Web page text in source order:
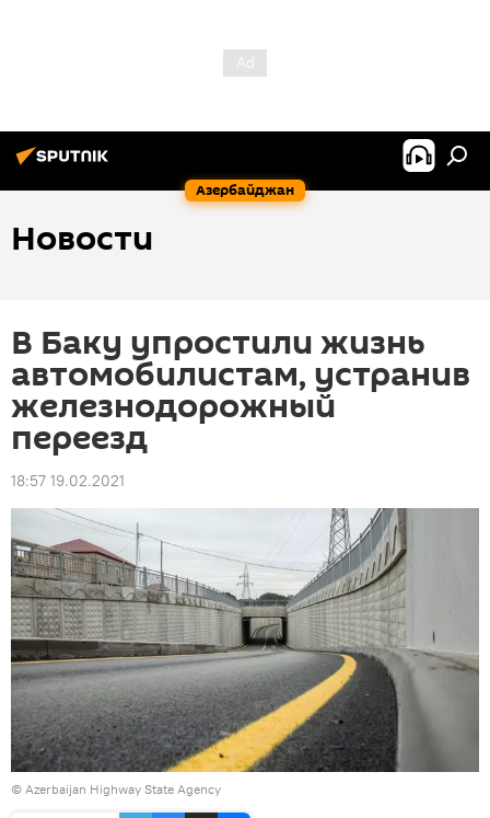
Азербайджан
Новости
В Баку упростили жизнь
автомобилистам, устранив
железнодорожный
переезд
18:57 19.02.2021
© Azerbaijan Highway State Agency